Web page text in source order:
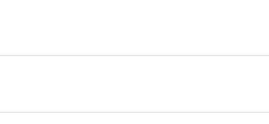
了，這也是最重要的。寫幾個字我還可以，要我